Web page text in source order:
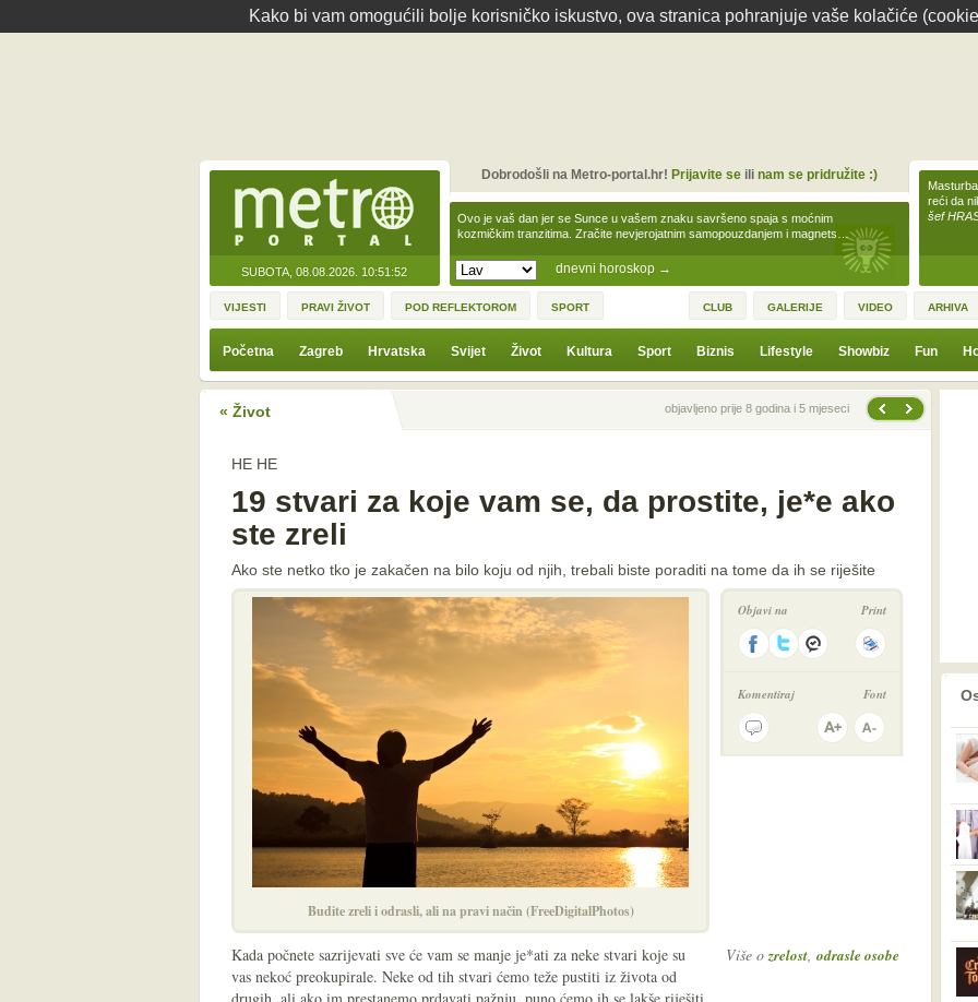
Kako bi vam omogućili bolje korisničko iskustvo, ova stranica pohranjuje vaše kolačiće
SUBOTA, 08.08.2026. 10:51:52 dnevni horoskop →
Ovo je vaš dan jer se Sunce u vašem znaku savršeno spaja s moćnim
kozmičkim tranzitima. Zračite nevjerojatnim samopouzdanjem i magnets…
Dobrodošli na Metro-portal.hr! Prijavite seili nam se pridružite :)
reći da
šef
VIJESTI PRAVI ŽIVOT POD REFLEKTOROM SPORT CLUB GALERIJE VIDEO ARHIVA
Početna Zagreb Hrvatska Svijet Život Kultura Sport Biznis Lifestyle Showbiz Fun
« Život Prethodna vijestobjavljeno prije 8 godina i 5 mjeseci
HE HE
19 stvari za koje vam se, da prostite, je*e ako
ste zreli
Ako ste netko tko je zakačen na bilo koju od njih, trebali biste poraditi na tome da ih se riješite
Budite zreli i odrasli, ali na pravi način (FreeDigitalPhotos)
Objavi na Print
Komentiraj Font
Više ozrelost, odrasle osobe
Kada počnete sazrijevati sve će vam se manje je*ati za neke stvari koje su
vas nekoć preokupirale. Neke od tih stvari ćemo teže pustiti iz života od
prethodno